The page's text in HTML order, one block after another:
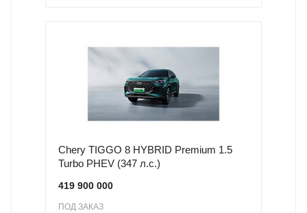
Chery TIGGO 8 HYBRID Premium 1.5
Turbo PHEV (347 л.с.)
419 900 000
ПОД ЗАКАЗ